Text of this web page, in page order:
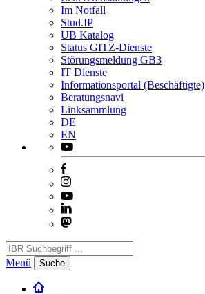
Im Notfall
Stud.IP
UB Katalog
Status GITZ-Dienste
Störungsmeldung GB3
IT Dienste
Informationsportal (Beschäftigte)
Beratungsnavi
Linksammlung
DE
EN
Menü Suche